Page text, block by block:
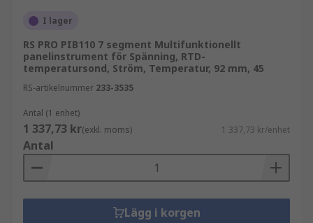
spänningsingångsskalning. När
programmeringen är klar kan du spara alla val
till mätaren och din dator, koppla loss enheten
och montera den i en panel.
Egenskaper hos
multifunktionsmätare:
Sifferhöjder från 7 mm till 101 mm
Minimitemperaturer från -40°C till
Strömförsörjningsspänningar från 10 V -
I lager
RS PRO PIB110 7 segment Multifunktionellt
panelinstrument för Spänning, RTD-
temperatursond, Ström, Temperatur, 92 mm, 45
RS-artikelnummer 233-3535
Antal (1 enhet)
1 337,73 kr(exkl. moms) 1 337,73 kr/enhet
Antal
Lägg i korgen